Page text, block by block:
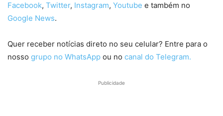
Facebook, Twitter, Instagram, Youtube e também no
Google News.
Quer receber notícias direto no seu celular? Entre para o
nosso grupo no WhatsApp ou no canal do Telegram.
Publicidade